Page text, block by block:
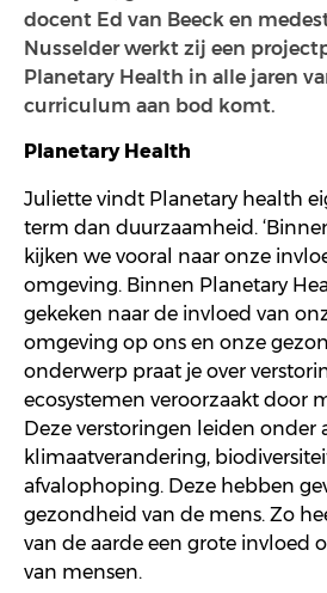
docent Ed van Beeck en
Nusselder werkt zij een
Planetary Health in alle jaren
curriculum aan bod komt.
PlanetaryHealth
Juliette vindt Planetaryhealth
term dan duurzaamheid.
kijken we vooral naar onze
omgeving. Binnen Planetary
gekeken naar de invloed van
omgeving op ons en onze
onderwerp praat je over
ecosystemen veroorzaakt door
Deze verstoringen leiden onder
klimaatverandering,
afval ophoping. Deze hebben
gezondheid van de mens. Zo
van de aarde een grote invloed
van mensen.